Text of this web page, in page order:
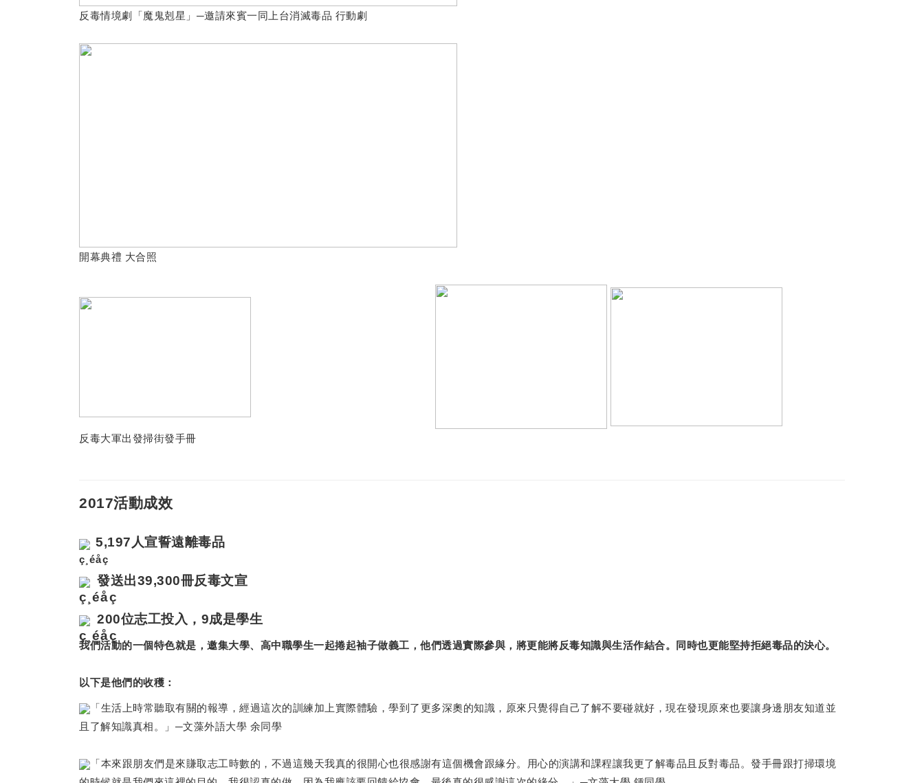
反毒情境劇「魔鬼剋星」─邀請來賓一同上台消滅毒品 行動劇
開幕典禮 大合照
反毒大軍出發掃街發手冊
2017活動成效
5,197 人宣誓遠離毒品
發送出39,300冊反毒文宣
200位志工投入， 9成是學生
我們活動的一個特色就是，邀集大學、高中職學生一起捲起袖子做義工，他們透過實際參與，將更能將反毒知識與生活作結合。同時也更能堅持拒絕毒品的決心。
以下是他們的收穫：
「生活上時常聽取有關的報導，經過這次的訓練加上實際體驗，學到了更多深奧的知識，原來只覺得自己了解不要碰就好，現在發現原來也要讓身邊朋友知道並
且了解知識真相。」─文藻外語大學 余同學
「本來跟朋友們是來賺取志工時數的，不過這幾天我真的很開心也很感謝有這個機會跟緣分。用心的演講和課程讓我更了解毒品且反對毒品。發手冊跟打掃環境